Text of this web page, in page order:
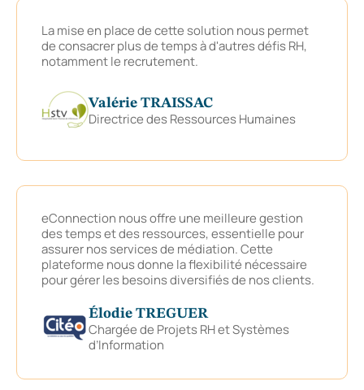
La mise en place de cette solution nous permet
de consacrer plus de temps à d'autres défis RH,
notamment le recrutement.
Valérie TRAISSAC
Directrice des Ressources Humaines
eConnection nous offre une meilleure gestion
des temps et des ressources, essentielle pour
assurer nos services de médiation. Cette
plateforme nous donne la flexibilité nécessaire
pour gérer les besoins diversifiés de nos clients.
Élodie TREGUER
Chargée de Projets RH et Systèmes
d’Information